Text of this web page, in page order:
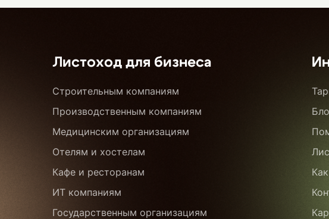
Листоход для бизнеса
Строительным компаниям
Производственным компаниям
Медицинским организациям
Отелям и хостелам
Кафе и ресторанам
ИТ компаниям
Государственным организациям